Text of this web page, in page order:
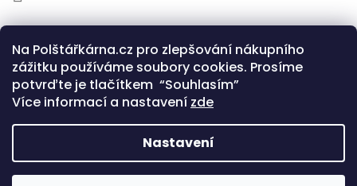
Na Polštářkárna.cz pro zlepšování nákupního
zážitku používáme soubory cookies. Prosíme
potvrďte je tlačítkem “Souhlasím”
Více informací a nastavení zde
Nastavení
Dotace Evropské unie Co je sublimační technologie?